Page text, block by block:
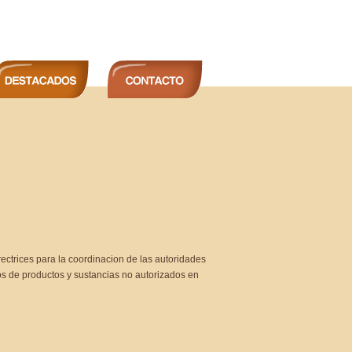
para la coordinacion de las autoridades
de productos y sustancias no autorizados en